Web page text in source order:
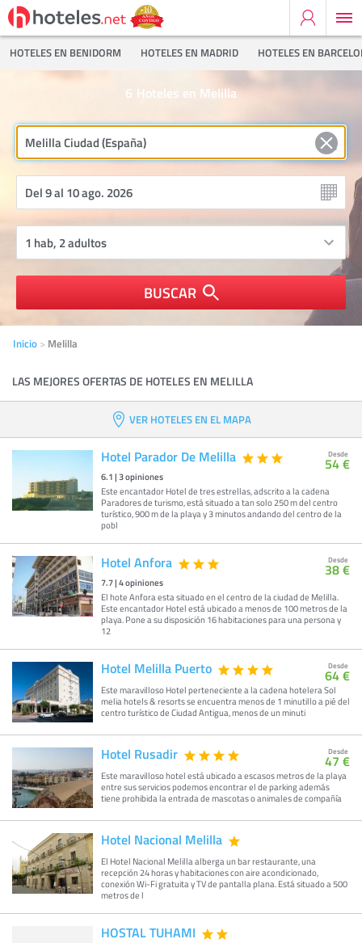
HOTELES EN BENIDORM HOTELES EN MADRID HOTELES EN
Hoteles en Melilla
6
BUSCAR
Inicio Melilla
LAS MEJORES OFERTAS DE HOTELES EN MELILLA
VER HOTELES EN EL MAPA
Hotel Parador De Melilla
6.1|3opiniones
Este encantador Hotel de tres estrellas, adscrito a la cadena
Paradores de turismo, está situado a tan solo 250 m del centro
turístico, 900 m de la playa y 3 minutos andando del centro de la
pobl
Desde
54 €
Hotel Anfora
7.7|4opiniones
El hote Anfora esta situado en el centro de la ciudad de Melilla.
Este encantador Hotel está ubicado a menos de 100 metros de la
playa. Pone a su disposición 16 habitaciones para una persona y
12
Desde
38 €
Hotel Melilla Puerto
Este maravilloso Hotel perteneciente a la cadena hotelera Sol
melia hotels & resorts se encuentra menos de 1 minutillo a pié del
centro turístico de Ciudad Antigua, menos de un minuti
Desde
64 €
Hotel Rusadir
Este maravilloso hotel está ubicado a escasos metros de la playa
entre sus servicios podemos encontrar el de parking además
tiene prohibida la entrada de mascotas o animales de compañía
Desde
47 €
Hotel Nacional Melilla
El Hotel Nacional Melilla alberga un bar restaurante, una
recepción 24 horas y habitaciones con aire acondicionado,
conexión Wi-Fi gratuita y TV de pantalla plana. Está situado a 500
metros de l
HOSTAL TUHAMI